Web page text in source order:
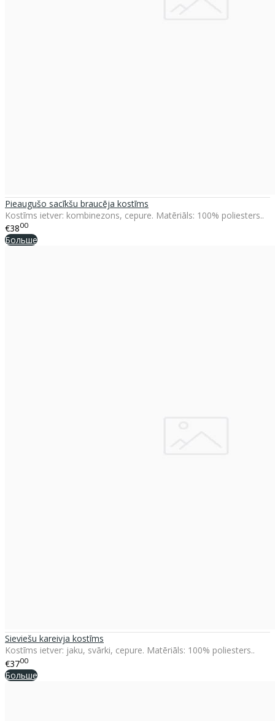
Pieaugušo sacīkšu braucēja kostīms
Kostīms ietver: kombinezons, cepure. Matēriāls: 100% poliesters..
€3800
Больше
Sieviešu kareivja kostīms
Kostīms ietver: jaku, svārki, cepure. Matēriāls: 100% poliesters..
€3700
Больше